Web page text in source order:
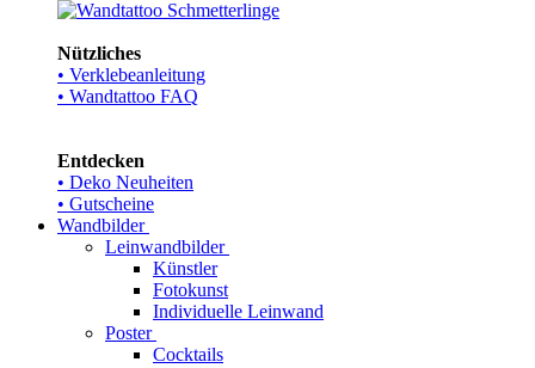
Nützliches
• Verklebeanleitung
• Wandtattoo FAQ
Entdecken
• Deko Neuheiten
• Gutscheine
Wandbilder
Leinwandbilder
Künstler
Fotokunst
Individuelle Leinwand
Poster
Cocktails